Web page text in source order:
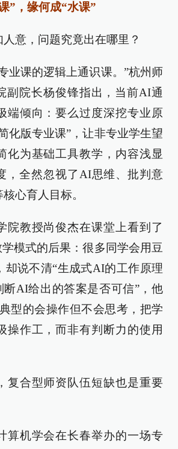
”，缘何成“水课”
意，问题究竟出在哪里？
业课的逻辑上通识课。”杭州师
副院长杨俊锋指出，当前AI通
端倾向：要么过度深挖专业原
化版专业课”，让非专业学生望
化为基础工具教学，内容浅显
，全然忽视了AI思维、批判意
心育人目标。
院教授尚俊杰在课堂上看到了
学模式的后果：很多同学会用豆
却说不清“生成式AI的工作原理
断AI给出的答案是否可信”，他
型的会操作但不会思考，把学
操作工，而非有判断力的使用
复合型师资队伍短缺也是重要
算机学会在长春举办的一场专